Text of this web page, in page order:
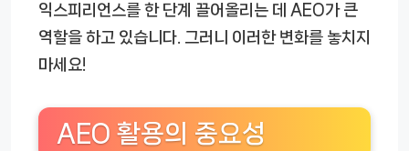
익스피리언스를 한 단계 끌어올리는 데 AEO가 큰
역할을 하고 있습니다. 그러니 이러한 변화를 놓치지
마세요!
AEO 활용의 중요성